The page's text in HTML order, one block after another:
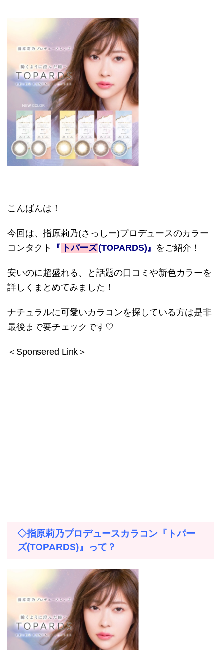
こんばんは！
今回は、指原莉乃(さっしー)プロデュースのカラー
コンタクト
『 トパーズ(TOPARDS) 』 をご紹介！
安いのに超盛れる、と話題の口コミや新色カラーを
詳しくまとめてみました！
ナチュラルに可愛いカラコンを探している方は是非
最後まで要チェックです♡
＜Sponsered Link＞
◇指原莉乃プロデュースカラコン『トパー
ズ(TOPARDS)』って？